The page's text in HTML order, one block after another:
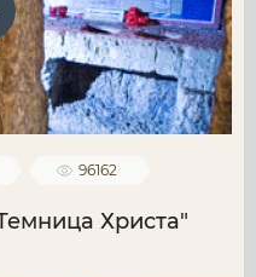
96162
Христа"